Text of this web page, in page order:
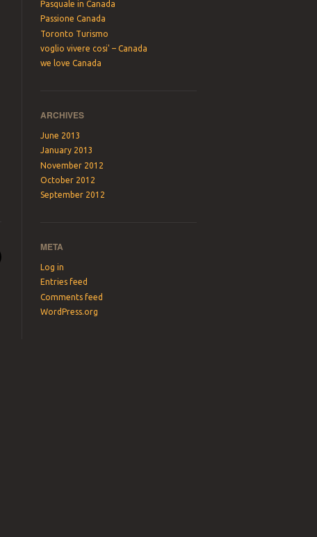
Pasquale in Canada
Passione Canada
Toronto Turismo
voglio vivere cosi' – Canada
we love Canada
ARCHIVES
June 2013
January 2013
November 2012
October 2012
September 2012
META
Log in
Entries feed
Comments feed
WordPress.org